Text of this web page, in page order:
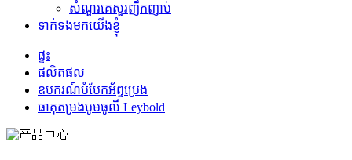
សំណួរគេសួរញឹកញាប់
ទាក់ទងមកយើងខ្ញុំ
ផ្ទះ
ផលិតផល
ឧបករណ៍បំបែកអ័ព្ទប្រេង
ធាតុតម្រងបូមធូលី Leybold